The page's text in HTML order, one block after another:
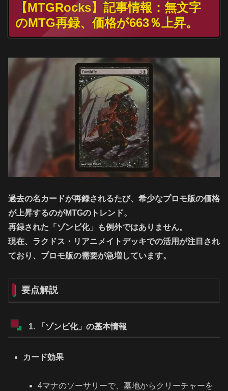
【MTGRocks】記事情報：無文字
のMTG再録、価格が663％上昇。
過去の名カードが再録されるたび、希少なプロモ版の価格
が上昇するのがMTGのトレンド。
再録された「ゾンビ化」も例外ではありません。
現在、ラクドス・リアニメイトデッキでの活用が注目され
ており、プロモ版の需要が急増しています。
要点解説
1. 「ゾンビ化」の基本情報
カード効果
4マナのソーサリーで、墓地からクリーチャーを